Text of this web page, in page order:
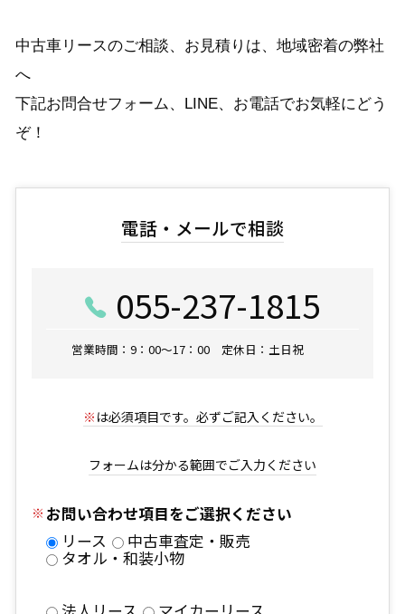
中古車リースのご相談、お見積りは、地域密着の弊社
へ
下記お問合せフォーム、LINE、お電話でお気軽にどう
ぞ！
電話・メールで相談
055-237-1815
営業時間：9：00～17：00 定休日：土日祝
※ は必須項目です。必ずご記入ください。
フォームは分かる範囲でご入力ください
お問い合わせ項目をご選択ください
リース
中古車査定・販売
タオル・和装小物